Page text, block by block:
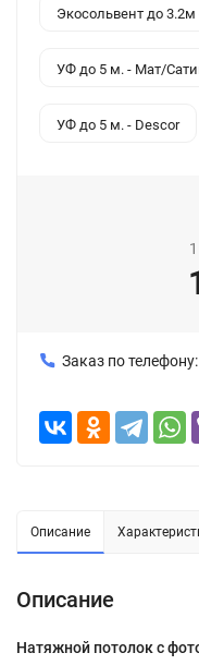
Экосольвент до 3.2м
УФ до 5 м. - Мат/
УФ до 5 м. - Descor
1
Заказ по телефону:
Описание
Описание
Натяжной потолок с